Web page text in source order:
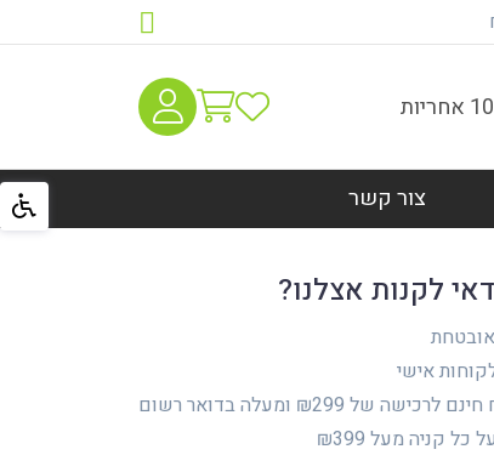
צור קשר
לקנות אצלנו?
אישי
של ₪299 ומעלה בדואר רשום
כל קניה מעל ₪399